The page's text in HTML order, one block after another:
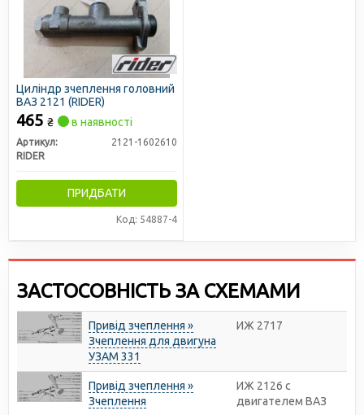
Циліндр зчеплення головний
ВАЗ 2121 (RIDER)
465 ₴ в наявності
Артикул:
2121-1602610
RIDER
ПРИДБАТИ
Код: 54887-4
ЗАСТОСОВНІСТЬ ЗА СХЕМАМИ
Привід зчеплення »
Зчеплення для двигуна
УЗАМ 331
ИЖ 2717
Привід зчеплення »
Зчеплення
ИЖ 2126 с
двигателем ВАЗ